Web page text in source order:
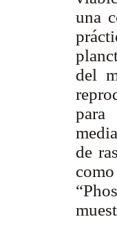
una
del
para
de